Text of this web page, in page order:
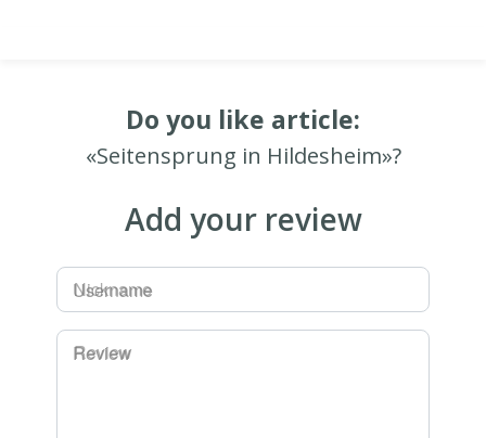
Do you like article:
«Seitensprung in Hildesheim»?
Add your review
Username
Review